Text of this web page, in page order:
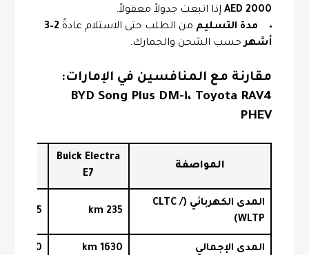
2000 AED
إذا اتبعت جدولاً معقولاً.
مدة التسليم من الطلب حتى الاستلام عادةً
2–3
أشهرحسب الشحن والجمارك.
مقارنة مع المنافسين في الإمارات:
BYD Song Plus DM-i، Toyota RAV4
PHEV
المواصفة
Buick Electra
E7
المدى الكهربائي (CLTC /
WLTP)
235 km
105 km WLTP
المدى الإجمالي 1630 km
1500 km